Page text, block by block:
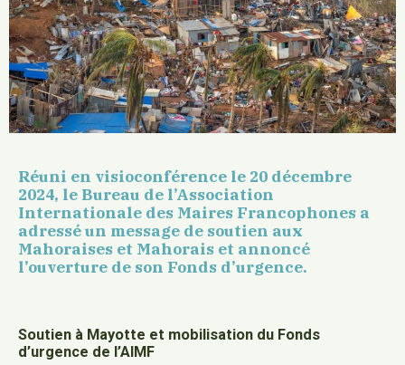
Réuni en visioconférence le 20 décembre
2024, le Bureau de l’Association
Internationale des Maires Francophones a
adressé un message de soutien aux
Mahoraises et Mahorais et annoncé
l’ouverture de son Fonds d’urgence.
Soutien à Mayotte et mobilisation du Fonds
d’urgence de l’AIMF